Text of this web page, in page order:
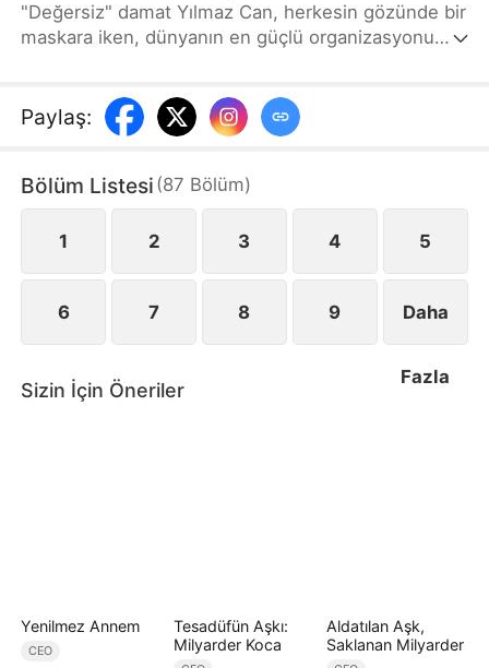
"Değersiz" damat Yılmaz Can, herkesin gözünde bir
maskara iken, dünyanın en güçlü organizasyonu
Murat Ailesi'ni, kurnaz rakiplerini ve kendi ailesinin
ihanetini alt ederek, sadece gücünü değil,
Yunus ise onun en büyük desteği ve bu fırtınalı
yolculuktaki tek sığınağıdır.
Paylaş:
Bölüm Listesi (87 Bölüm)
1 2 3 4 5
6 7 8 9 Daha
Fazla
Sizin İçin Öneriler
Yenilmez Annem
CEO
Tesadüfün Aşkı:
Milyarder Koca
Aldatılan Aşk,
Saklanan Milyarder